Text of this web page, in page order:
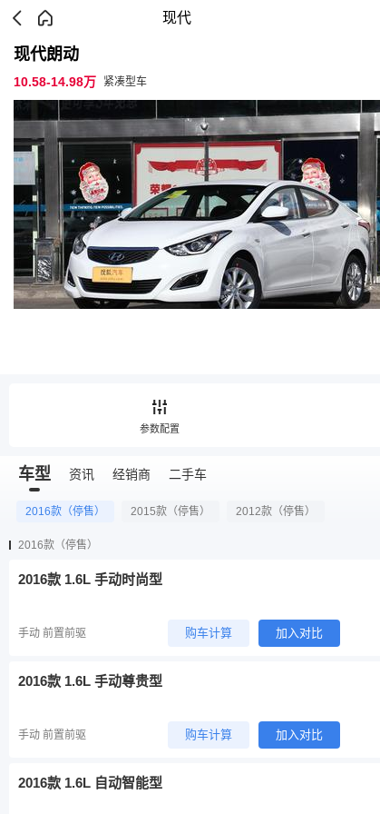
现代
现代朗动
10.58-14.98万 紧凑型车
参数配置
车型 资讯 经销商 二手车
2016款（停售） 2015款（停售） 2012款（停售）
2016款（停售）
2016款 1.6L 手动时尚型
手动 前置前驱 购车计算 加入对比
2016款 1.6L 手动尊贵型
手动 前置前驱 购车计算 加入对比
2016款 1.6L 自动智能型